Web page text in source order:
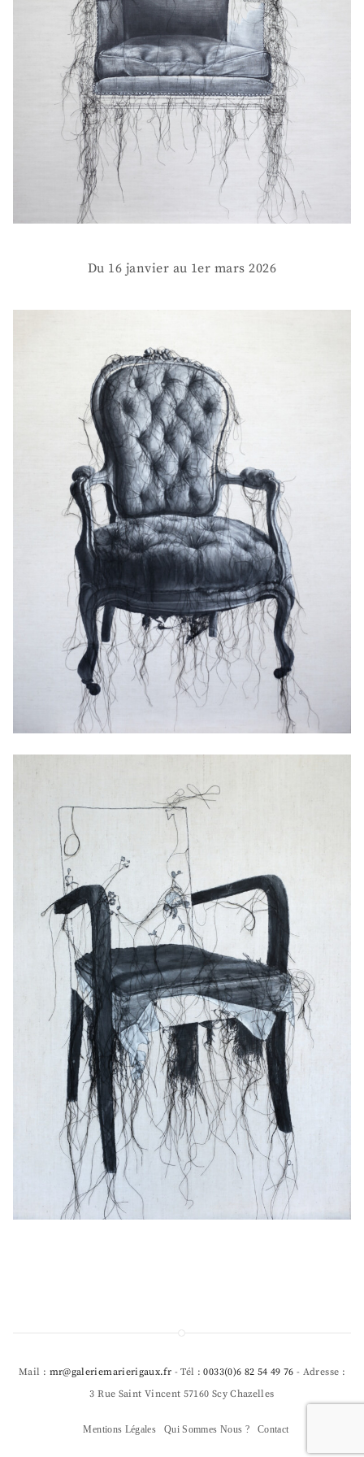
Du 16 janvier au 1er mars 2026
Mail : mr@galeriemarierigaux.fr - Tél :0033(0)6 82 54 49 76 - Adresse :
3 Rue Saint Vincent 57160 Scy Chazelles
Mentions Légales Qui Sommes Nous ? Contact